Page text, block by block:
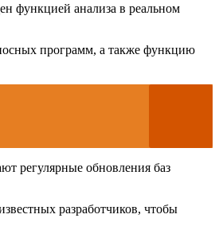
функцией анализа в реальном
программ, а также функцию
регулярные обновления баз
разработчиков, чтобы